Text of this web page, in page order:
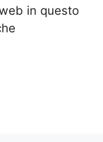
in questo